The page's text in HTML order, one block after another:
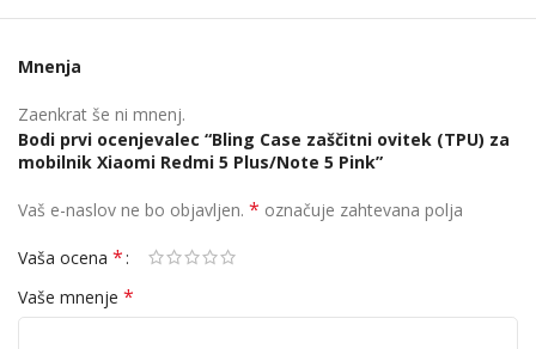
Mnenja
Zaenkrat še ni mnenj.
Bodi prvi ocenjevalec “Bling Case zaščitni ovitek (TPU) za
mobilnik Xiaomi Redmi 5 Plus/Note 5 Pink”
Vaš e-naslov ne bo objavljen. * označuje zahtevana polja
Vaša ocena *
Vaše mnenje *